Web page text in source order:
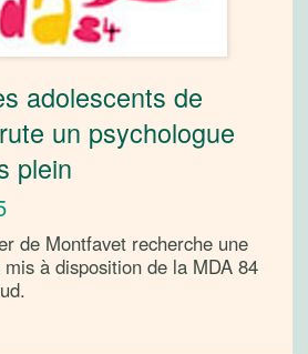
adolescents de
un psychologue
plein
de Montfavet recherche une
à disposition de la MDA 84